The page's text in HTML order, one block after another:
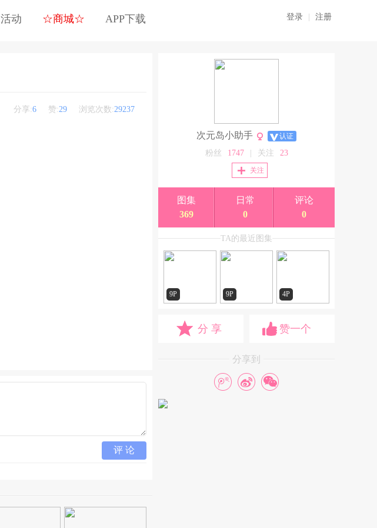
活动 ☆商城☆ APP下载 登录 注册
浏览次数:29237
赞:29
分享:6
评 论
次元岛小助手 认证
粉丝 1747 关注 23
关注
图集
369
日常
0
评论
0
TA的最近图集
9P 9P 4P
分 享 赞一个
分享到